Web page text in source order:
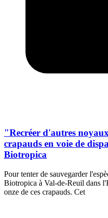
"Recréer d'autres
crapauds en voie de
Biotropica
Pour tenter de sauvegarder
Biotropica à Val-de-Reuil dans
onze de ces crapauds. Cet